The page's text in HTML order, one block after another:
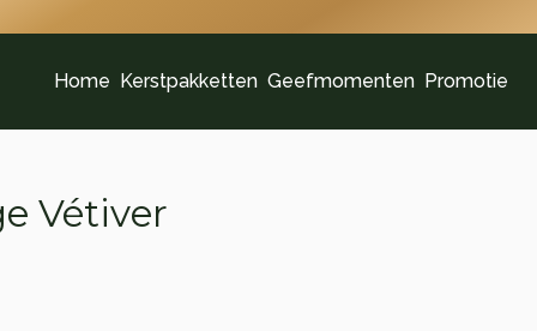
Home Kerstpakketten Geefmomenten Promotie
Vétiver